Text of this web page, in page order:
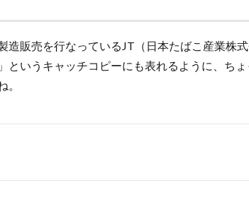
造販売を行なっているJT（日本たばこ産業株式
というキャッチコピーにも表れるように、ち
。